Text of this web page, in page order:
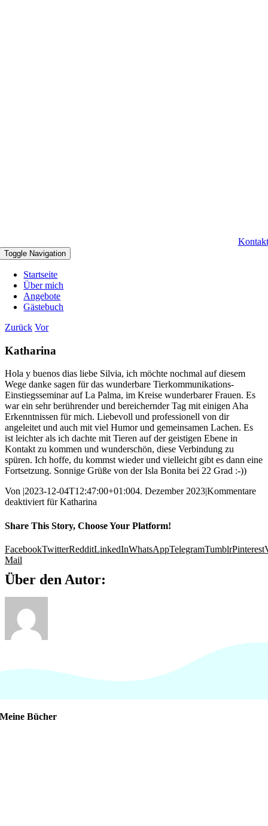
Kontakt
Toggle Navigation
Startseite
Über mich
Angebote
Gästebuch
Zurück Vor
Katharina
Hola y buenos dias liebe Silvia, ich möchte nochmal auf diesem
Wege danke sagen für das wunderbare Tierkommunikations-
Einstiegsseminar auf La Palma, im Kreise wunderbarer Frauen. Es
war ein sehr berührender und bereichernder Tag mit einigen Aha
Erkenntnissen für mich. Liebevoll und professionell von dir
angeleitet und auch mit viel Humor und gemeinsamen Lachen. Es
ist leichter als ich dachte mit Tieren auf der geistigen Ebene in
Kontakt zu kommen und wunderschön, diese Verbindung zu
spüren. Ich hoffe, du kommst wieder und vielleicht gibt es dann eine
Fortsetzung. Sonnige Grüße von der Isla Bonita bei 22 Grad :-))
Von |2023-12-04T12:47:00+01:004. Dezember 2023|Kommentare
deaktiviertfür Katharina
Share This Story, Choose Your Platform!
FacebookTwitterRedditLinkedInWhatsAppTelegramTumblrPinterest
Mail
Über den Autor:
Meine Bücher